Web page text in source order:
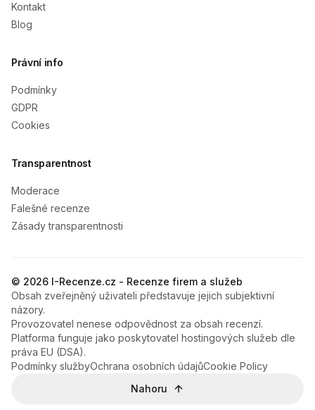
Kontakt
Blog
Právní info
Podmínky
GDPR
Cookies
Transparentnost
Moderace
Falešné recenze
Zásady transparentnosti
© 2026 I-Recenze.cz - Recenze firem a služeb
Obsah zveřejněný uživateli představuje jejich subjektivní
názory.
Provozovatel nenese odpovědnost za obsah recenzí.
Platforma funguje jako poskytovatel hostingových služeb dle
práva EU (DSA).
Podmínky službyOchrana osobních údajůCookie Policy
Nahoru